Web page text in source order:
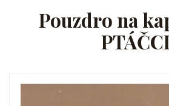
Pouzdro na
PTÁČCI